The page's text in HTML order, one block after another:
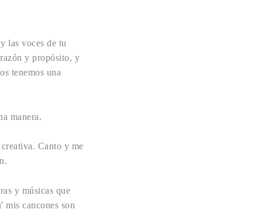
las voces de tu
y propósito, y
tenemos una
manera.
Canto y me
y músicas que
mis cancones son